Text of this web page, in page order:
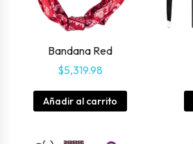
Bandana Red
$5,319.98
Añadir al carrito